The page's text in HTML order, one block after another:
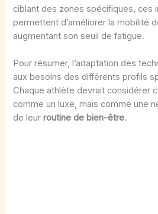
ciblant des zones spécifiques, ces
permettent d’améliorer la mobilité
augmentant son seuil de fatigue.
Pour résumer, l’adaptation des
aux besoins des différents profils
Chaque athlète devrait considérer
comme un luxe, mais comme une
de leurroutine de bien-être.